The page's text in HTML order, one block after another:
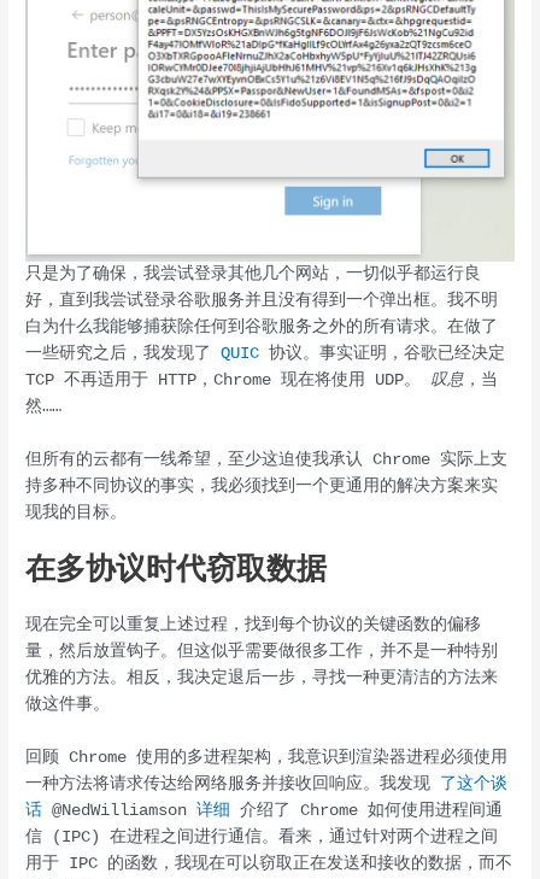
只是为了确保，我尝试登录其他几个网站，一切似乎都运行良
好，直到我尝试登录谷歌服务并且没有得到一个弹出框。我不明
白为什么我能够捕获除任何到谷歌服务之外的所有请求。在做了
一些研究之后，我发现了QUIC 协议。事实证明，谷歌已经决定
TCP 不再适用于 HTTP，Chrome 现在将使用 UDP。 叹息 ，当
然……
但所有的云都有一线希望，至少这迫使我承认 Chrome 实际上支
持多种不同协议的事实，我必须找到一个更通用的解决方案来实
现我的目标。
在多协议时代窃取数据
现在完全可以重复上述过程，找到每个协议的关键函数的偏移
量，然后放置钩子。但这似乎需要做很多工作，并不是一种特别
优雅的方法。相反，我决定退后一步，寻找一种更清洁的方法来
做这件事。
回顾 Chrome 使用的多进程架构，我意识到渲染器进程必须使用
一种方法将请求传达给网络服务并接收回响应。我发现
了这个谈
话 @NedWilliamson详细
介绍了 Chrome 如何使用进程间通
信 (IPC) 在进程之间进行通信。看来，通过针对两个进程之间
用于 IPC 的函数，我现在可以窃取正在发送和接收的数据，而不